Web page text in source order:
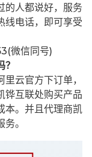
的人都说好，服务
线电话，即可享受
微信同号)
云官方下订单，
铧互联处购买产品
本。并且代理商凯
。